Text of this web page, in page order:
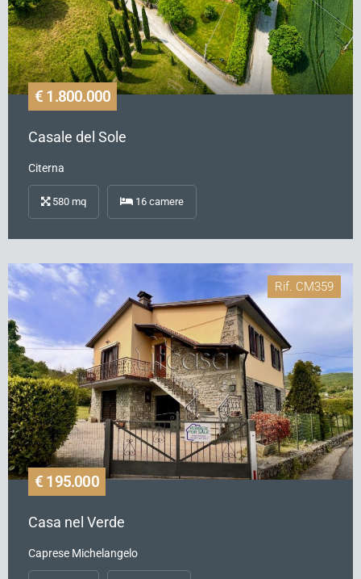
€ 1.800.000
Casale del Sole
Citerna
580 mq 16 camere
Rif. CM359
€ 195.000
Casa nel Verde
Caprese Michelangelo